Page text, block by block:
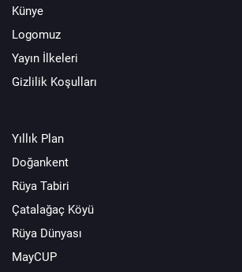
Künye
Logomuz
Yayın İlkeleri
Gizlilik Koşulları
Yıllık Plan
Doğankent
Rüya Tabiri
Çatalağaç Köyü
Rüya Dünyası
MayCUP